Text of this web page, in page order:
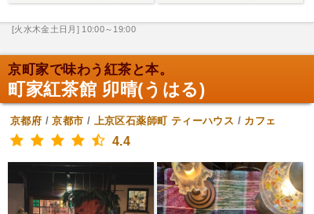
[火水木金土日月] 10:00～19:00
京町家で味わう紅茶と本。
町家紅茶館 卯晴(うはる)
京都府 /京都市 / 上京区石薬師町 ティーハウス / カフェ
4.4